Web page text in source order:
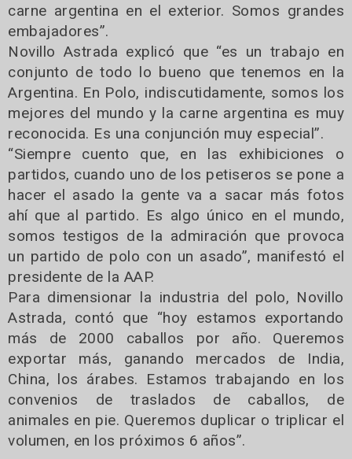
carne argentina en el exterior. Somos grandes
embajadores”.
Novillo Astrada explicó que “es un trabajo en
conjunto de todo lo bueno que tenemos en la
Argentina. En Polo, indiscutidamente, somos los
mejores del mundo y la carne argentina es muy
reconocida. Es una conjunción muy especial”.
“Siempre cuento que, en las exhibiciones o
partidos, cuando uno de los petiseros se pone a
hacer el asado la gente va a sacar más fotos
ahí que al partido. Es algo único en el mundo,
somos testigos de la admiración que provoca
un partido de polo con un asado”, manifestó el
presidente de la AAP.
Para dimensionar la industria del polo, Novillo
Astrada, contó que “hoy estamos exportando
más de 2000 caballos por año. Queremos
exportar más, ganando mercados de India,
China, los árabes. Estamos trabajando en los
convenios de traslados de caballos, de
animales en pie. Queremos duplicar o triplicar el
volumen, en los próximos 6 años”.